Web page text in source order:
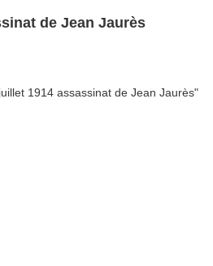
de Jean Jaurès